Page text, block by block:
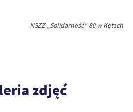
NSZZ „Solidarność”-80 w Kętach
zdjęć